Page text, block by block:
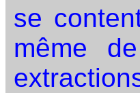
se
même